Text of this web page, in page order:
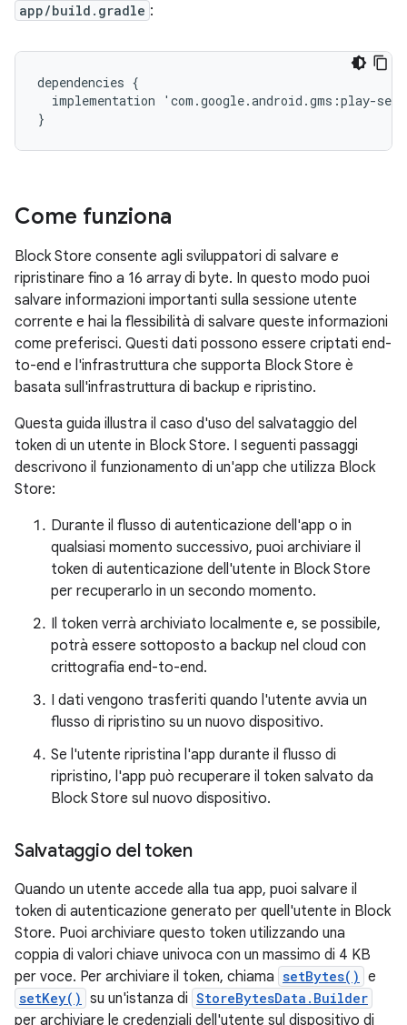
app/build.gradle :
dependencies {
implementation
' com .google.android .gms :play-
}
Come funziona
Block Store consente agli sviluppatori di salvare e
ripristinare fino a 16 array di byte. In questo modo puoi
salvare informazioni importanti sulla sessione utente
corrente e hai la flessibilità di salvare queste informazioni
come preferisci. Questi dati possono essere criptati end-
to-end e l'infrastruttura che supporta Block Store è
basata sull'infrastruttura di backup e ripristino.
Questa guida illustra il caso d'uso del salvataggio del
token di un utente in Block Store. I seguenti passaggi
descrivono il funzionamento di un'app che utilizza Block
Store:
Durante il flusso di autenticazione dell'app o in
qualsiasi momento successivo, puoi archiviare il
token di autenticazione dell'utente in Block Store
per recuperarlo in un secondo momento.
Il token verrà archiviato localmente e, se possibile,
potrà essere sottoposto a backup nel cloud con
crittografia end-to-end.
I dati vengono trasferiti quando l'utente avvia un
flusso di ripristino su un nuovo dispositivo.
Se l'utente ripristina l'app durante il flusso di
ripristino, l'app può recuperare il token salvato da
Block Store sul nuovo dispositivo.
Salvataggio del token
Quando un utente accede alla tua app, puoi salvare il
token di autenticazione generato per quell'utente in Block
Store. Puoi archiviare questo token utilizzando una
coppia di valori chiave univoca con un massimo di 4 KB
per voce. Per archiviare il token, chiama setBytes() e
setKey() su un'istanza di StoreBytesData.Builder
per archiviare le credenziali dell'utente sul dispositivo di